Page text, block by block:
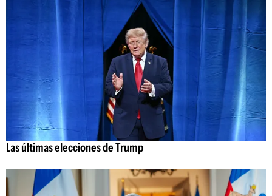
Las últimas elecciones de Trump